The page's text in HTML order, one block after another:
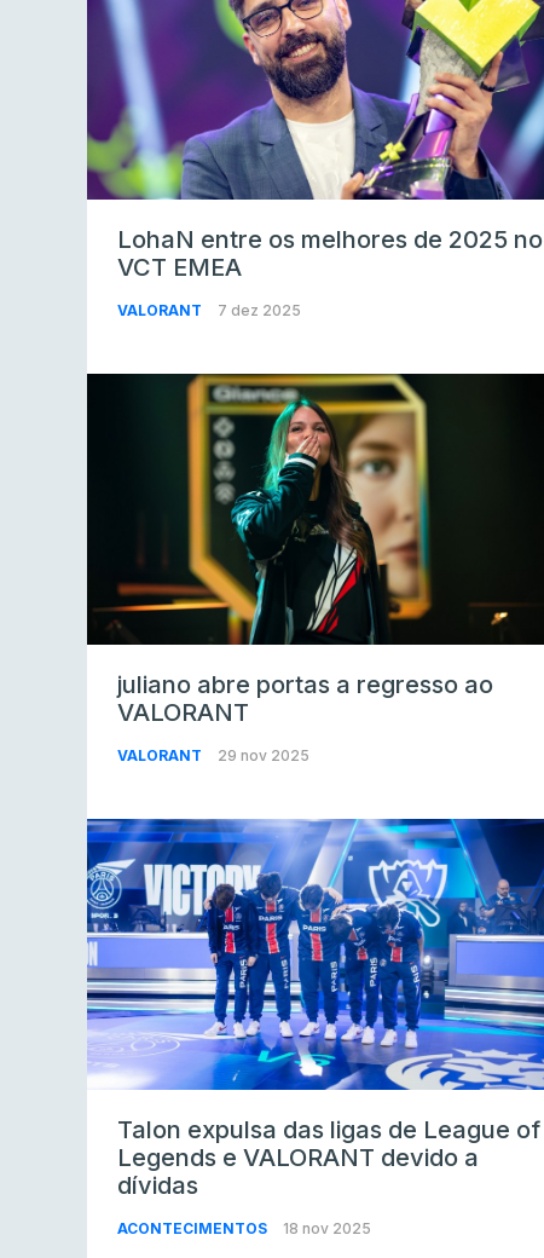
LohaN entre os melhores de 2025 no
VCT EMEA
VALORANT 7 dez 2025
juliano abre portas a regresso ao
VALORANT
VALORANT 29 nov 2025
Talon expulsa das ligas de League of
Legends e VALORANT devido a
dívidas
ACONTECIMENTOS 18 nov 2025